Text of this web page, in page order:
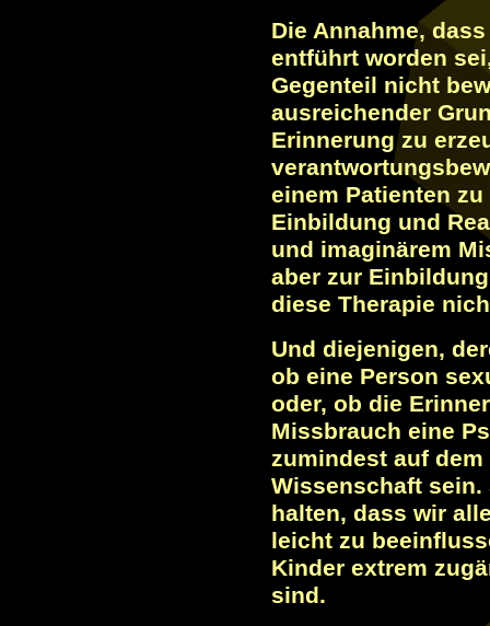
Die Annahme,
entführt worden
Gegenteil nicht
ausreichender
Erinnerung zu
einem Patienten
Einbildung und
und imaginärem
aber zur
diese Therapie
Und diejenigen,
ob eine Person
oder, ob die
Missbrauch eine
zumindest auf
Wissenschaft
halten, dass wir
leicht zu
Kinder extrem
sind.